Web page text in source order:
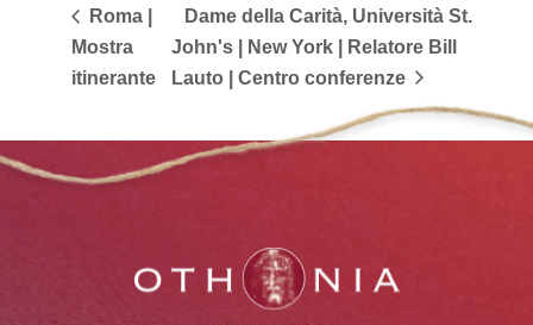
Roma |
Mostra
itinerante
Dame della Carità, Università St.
John's | New York | Relatore Bill
Lauto | Centro conferenze